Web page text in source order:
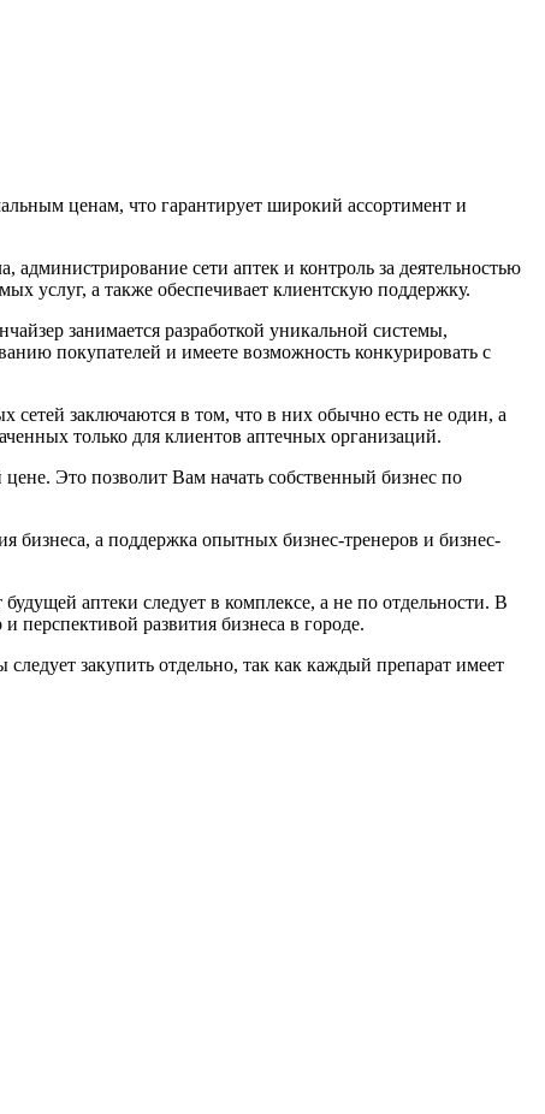
ценам, что гарантирует широкий ассортимент и
администрирование сети аптек и контроль за деятельностью
услуг, а также обеспечивает клиентскую поддержку.
занимается разработкой уникальной системы,
покупателей и имеете возможность конкурировать с
заключаются в том, что в них обычно есть не один, а
только для клиентов аптечных организаций.
Это позволит Вам начать собственный бизнес по
бизнеса, а поддержка опытных бизнес-тренеров и бизнес-
аптеки следует в комплексе, а не по отдельности. В
перспективой развития бизнеса в городе.
закупить отдельно, так как каждый препарат имеет